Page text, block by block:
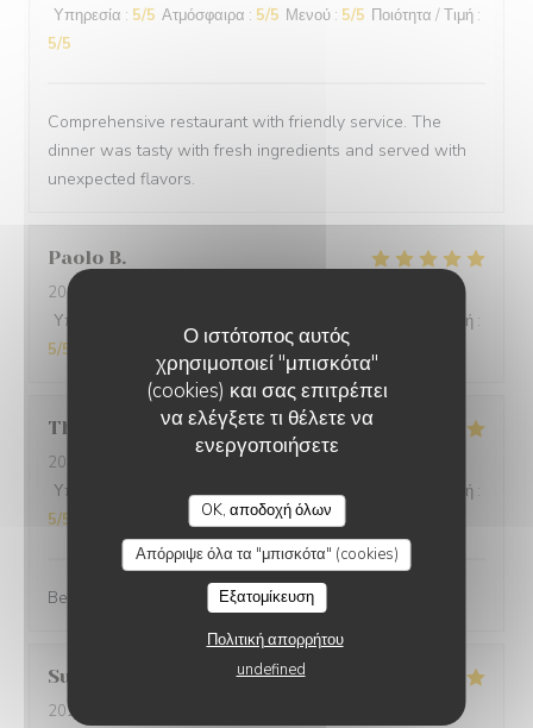
Ο ιστότοπος αυτός
χρησιμοποιεί "μπισκότα"
(cookies) και σας επιτρέπει
να ελέγξετε τι θέλετε να
ενεργοποιήσετε
OK, αποδοχή όλων
Απόρριψε όλα τα "μπισκότα" (cookies)
Εξατομίκευση
Πολιτική απορρήτου
undefined
Υπηρεσία : 5/5 Ατμόσφαιρα : 5/5 Μενού : 5/5 Ποιότητα / Τιμή :
5/5
Comprehensive restaurant with friendly service. The
dinner was tasty with fresh ingredients and served with
unexpected flavors.
Paolo B
2025-12-29
Υπηρεσία
Ποιότητα / Τιμή :
5/5
Thomas
2025-12-31
- 20:00 - καλεσμένοι 2
Υπηρεσία
Ατμόσφαιρα:5/5 Μενού:5 Ποιότητα / Τιμή :
5/5
Best cuisine in old Nice.
Suraci
2025-12-31